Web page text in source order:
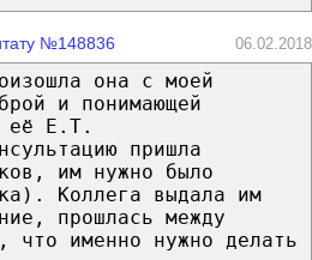
№148836 06.02.2018
она с моей
и понимающей
её Е.Т.
пришла
им нужно было
Коллега выдала им
прошлась между
что именно нужно делать